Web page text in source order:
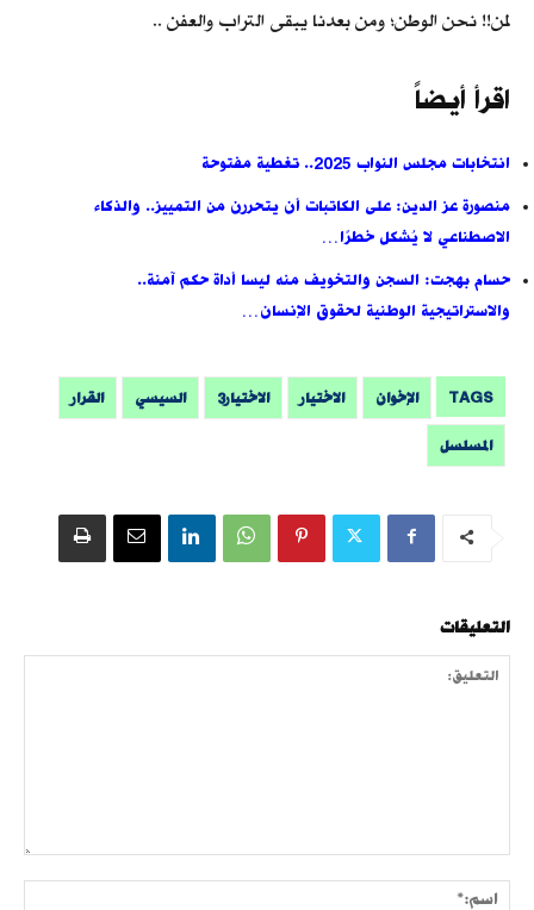
لمن!! نحن الوطن؛ ومن بعدنا يبقى التراب والعفن ..
اقرأ أيضاً
انتخابات مجلس النواب 2025.. تغطية مفتوحة
منصورة عز الدين: على الكاتبات أن يتحررن من التمييز.. والذكاء
الاصطناعي لا يُشكل خطرًا…
حسام بهجت: السجن والتخويف منه ليسا أداة حكم آمنة..
والاستراتيجية الوطنية لحقوق الإنسان…
TAGS الإخوان الاختيار الاختيار3 السيسي القرار
المسلسل
التعليقات